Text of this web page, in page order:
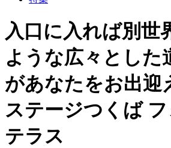
入口に入れば別世
ような広々とした
があなたをお出迎
ステージつくば
テラス